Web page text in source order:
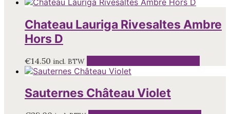
Chateau Lauriga Rivesaltes Ambre
Hors D
€14.50 incl. BTW
Sauternes Château Violet